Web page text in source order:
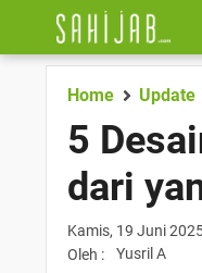
Home Update
5
dari
Kamis, 19 Juni
Oleh :
Yusril A